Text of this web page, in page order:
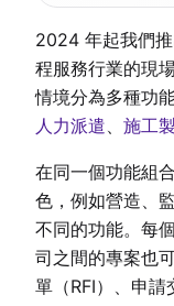
2024 年起我們
程服務行業的現
情境分為多種功
人力派遣、 施工
在同一個功能組
色，例如營造、
不同的功能。每
司之間的專案也
單（RFI）、申